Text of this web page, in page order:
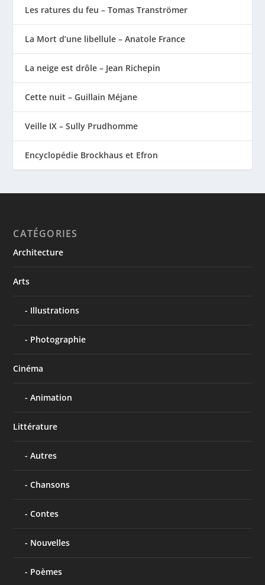
Les ratures du feu – Tomas Tranströmer
La Mort d’une libellule – Anatole France
La neige est drôle – Jean Richepin
Cette nuit – Guillain Méjane
Veille IX – Sully Prudhomme
Encyclopédie Brockhaus et Efron
CATÉGORIES
Architecture
Arts
Illustrations
Photographie
Cinéma
Animation
Littérature
Autres
Chansons
Contes
Nouvelles
Poèmes